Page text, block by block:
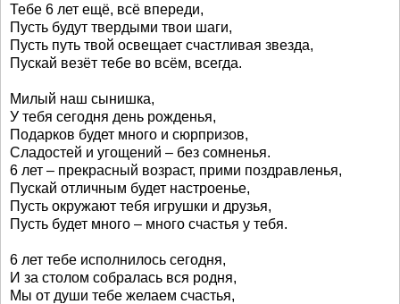
Тебе 6 лет ещё, всё впереди,
Пусть будут твердыми твои шаги,
Пусть путь твой освещает счастливая звезда,
Пускай везёт тебе во всём, всегда.
Милый наш сынишка,
У тебя сегодня день рожденья,
Подарков будет много и сюрпризов,
Сладостей и угощений – без сомненья.
6 лет – прекрасный возраст, прими поздравленья,
Пускай отличным будет настроенье,
Пусть окружают тебя игрушки и друзья,
Пусть будет много – много счастья у тебя.
6 лет тебе исполнилось сегодня,
И за столом собралась вся родня,
Мы от души тебе желаем счастья,